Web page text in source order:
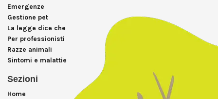
Emergenze
Gestione pet
La legge dice che
Per professionisti
Razze animali
Sintomi e malattie
Sezioni
Home